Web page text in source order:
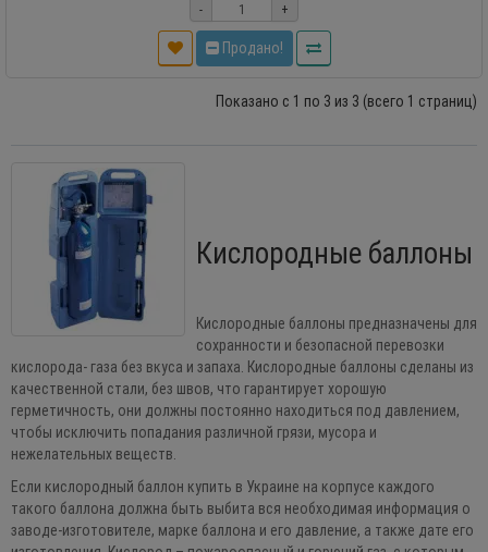
- +
Продано!
Показано с 1 по 3 из 3 (всего 1 страниц)
Кислородные баллоны
Кислородные баллоны предназначены для
сохранности и безопасной перевозки
кислорода- газа без вкуса и запаха. Кислородные баллоны сделаны из
качественной стали, без швов, что гарантирует хорошую
герметичность, они должны постоянно находиться под давлением,
чтобы исключить попадания различной грязи, мусора и
нежелательных веществ.
Если кислородный баллон купить в Украине на корпусе каждого
такого баллона должна быть выбита вся необходимая информация о
заводе-изготовителе, марке баллона и его давление, а также дате его